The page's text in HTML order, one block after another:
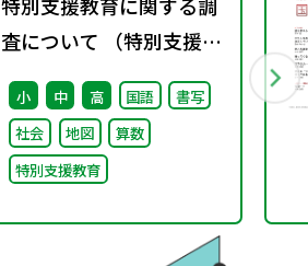
査について （特別支援教
育体制整備状況調査、通
級による指導実施状況調
査）
小 中 高 国語
書写
社会
地図
算数
特別支援教育